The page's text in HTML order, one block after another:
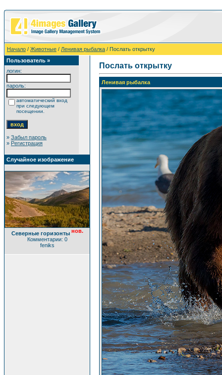
Начало / Животные / Ленивая рыбалка / Послать открытку
Пользователь »
логин:
пароль:
автоматический вход
при следующем
посещении.
» Забыл пароль
» Регистрация
Случайное изображение
Северные горизонты нов.
Комментарии: 0
feniks
Послать открытку
Ленивая рыбалка